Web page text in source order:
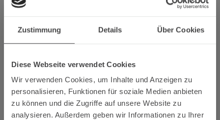
Zustimmung Details Über Cookies
Diese Webseite verwendet Cookies
Wir verwenden Cookies, um Inhalte und Anzeigen zu
personalisieren, Funktionen für soziale Medien anbieten
zu können und die Zugriffe auf unsere Website zu
analysieren. Außerdem geben wir Informationen zu Ihrer
Der Urozean wurde zwischen den Kontinentalplatten
zusammengeschoben, der Meeresboden unter enormem
Druck und hohen Temperaturen zusammengepresst. Aus
den Sedimenten wurde Schiefer, der sich schließlich zu
einem Gebirge auffaltete. So entstand das Rheinische